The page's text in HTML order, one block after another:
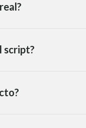
script?